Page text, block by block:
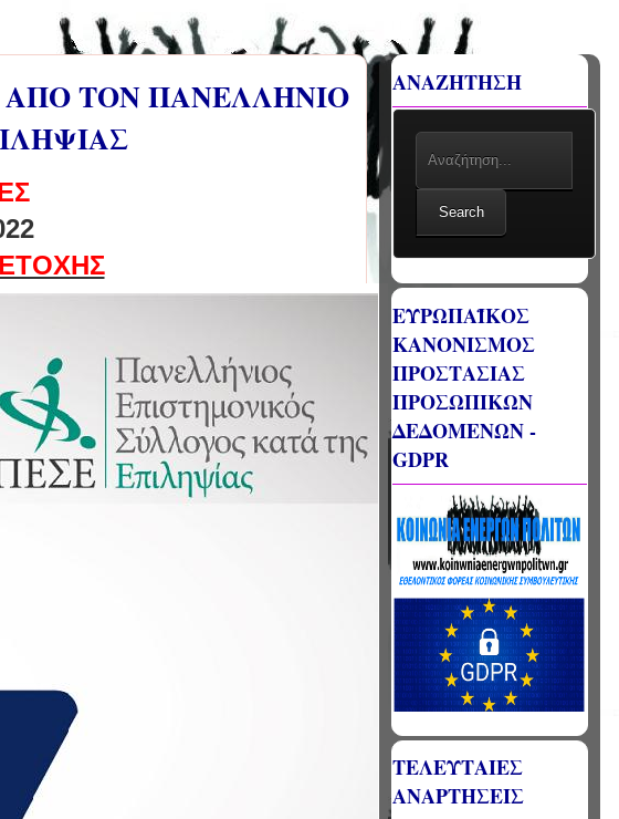
ΑΠΟ ΤΟΝ ΠΑΝΕΛΛΗΝΙΟ
ΑΝΑΖΗΤΗΣΗ
Search
ΕΥΡΩΠΑΪΚΟΣ
ΚΑΝΟΝΙΣΜΟΣ
ΠΡΟΣΤΑΣΙΑΣ
ΠΡΟΣΩΠΙΚΩΝ
ΔΕΔΟΜΕΝΩΝ -
GDPR
ΤΕΛΕΥΤΑΙΕΣ
ΑΝΑΡΤΗΣΕΙΣ